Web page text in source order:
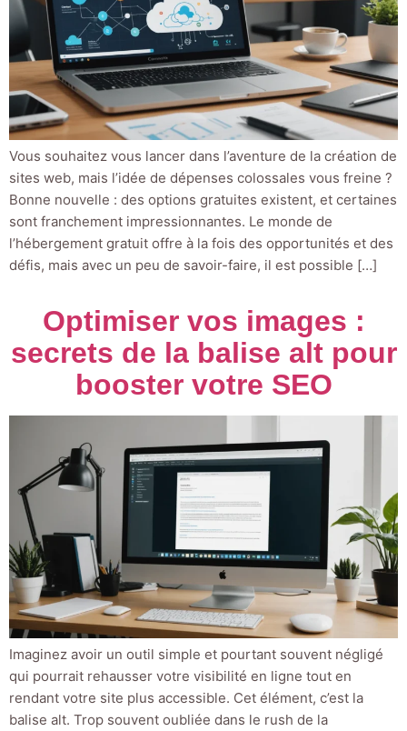
Vous souhaitez vous lancer dans l’aventure de la création de
sites web, mais l’idée de dépenses colossales vous freine ?
Bonne nouvelle : des options gratuites existent, et certaines
sont franchement impressionnantes. Le monde de
l’hébergement gratuit offre à la fois des opportunités et des
défis, mais avec un peu de savoir-faire, il est possible […]
Optimiser vos images :
secrets de la balise alt pour
booster votre SEO
Imaginez avoir un outil simple et pourtant souvent négligé
qui pourrait rehausser votre visibilité en ligne tout en
rendant votre site plus accessible. Cet élément, c’est la
balise alt. Trop souvent oubliée dans le rush de la